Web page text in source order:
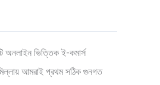
অনলাইন ভিত্তিক ই-কমার্স
আমরাই প্রথম সঠিক গুনগত